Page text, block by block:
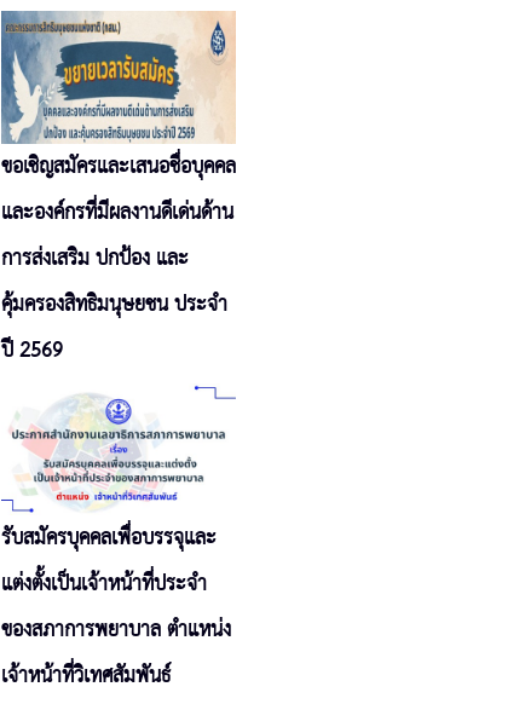
ขอเชิญสมัครและเสนอชื่อบุคคล
และองค์กรที่มีผลงานดีเด่นด้าน
การส่งเสริม ปกป้อง และ
คุ้มครองสิทธิมนุษยชน ประจำ
ปี 2569
รับสมัครบุคคลเพื่อบรรจุและ
แต่งตั้งเป็นเจ้าหน้าที่ประจำ
ของสภาการพยาบาล ตำแหน่ง
เจ้าหน้าที่วิเทศสัมพันธ์